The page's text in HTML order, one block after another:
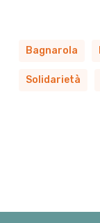
Bagnarola
Solidarietà